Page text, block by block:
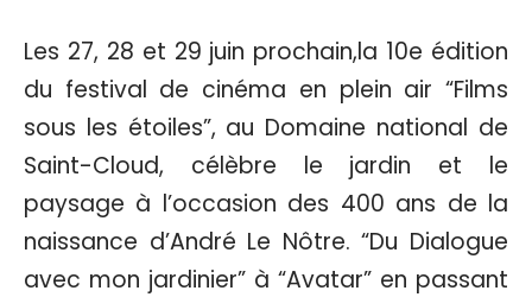
Les 27, 28 et 29 juin prochain,la 10e édition
du festival de cinéma en plein air “Films
sous les étoiles”, au Domaine national de
Saint-Cloud, célèbre le jardin et le
paysage à l’occasion des 400 ans de la
naissance d’André Le Nôtre. “Du Dialogue
avec mon jardinier” à “Avatar” en passant